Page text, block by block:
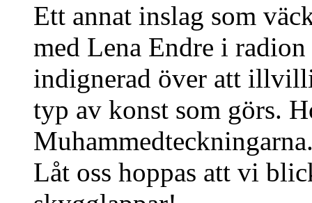
Ett annat inslag som
med Lena Endre i
indignerad över att
typ av konst som görs.
Låt oss hoppas att vi